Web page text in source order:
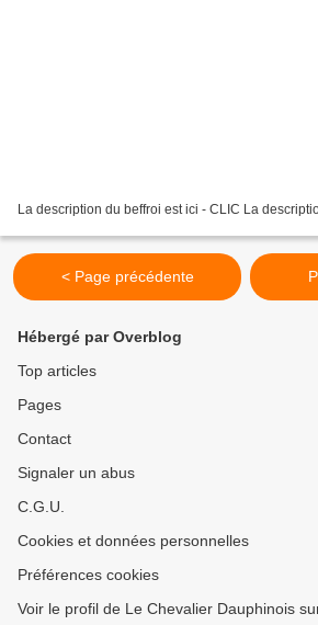
La description du beffroi est ici - CLIC La
< Page précédente
Hébergé par Overblog
Top articles
Pages
Contact
Signaler un abus
C.G.U.
Cookies et données personnelles
Préférences cookies
Voir le profil de Le Chevalier Dauphinois